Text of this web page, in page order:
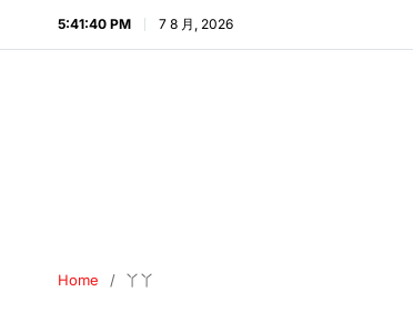
5:41:41 PM 7 8 月, 2026
Home 丫丫